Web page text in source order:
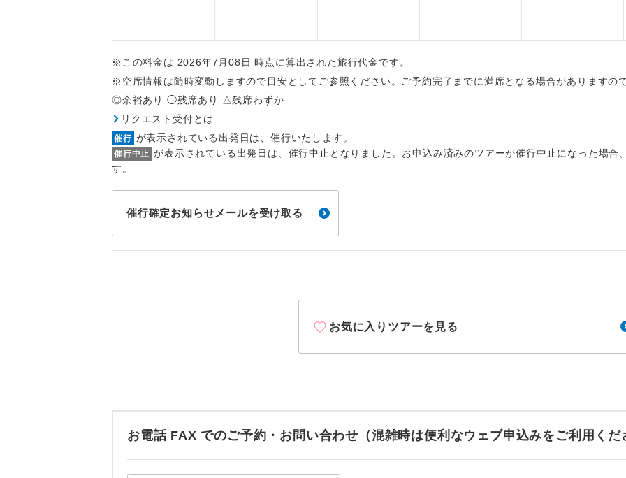
※この料金は 2026年7月08日 時点に算出された旅行代金です。
※空席情報は随時変動しますので目安としてご参照ください。ご予約完了までに満席となる場合がありますの
◎余裕あり ◯残席あり △残席わずか
リクエスト受付とは
催行 が表示されている出発日は、催行いたします。
催行中止 が表示されている出発日は、催行中止となりました。お申込み済みのツアーが催行中止になった場合
す。
催行確定お知らせメールを受け取る
お気に入りツアーを見る
お電話 FAX でのご予約・お問い合わせ（混雑時は便利なウェブ申込みをご利用くだ
大浴場 ご宿泊ホテルに大浴場が付いています。
お部屋食
1名様1室同代金 1名様1室利用でも追加料金がかからないコース
ご夫婦限定 ご夫婦限定でご参加いただけるコースです。
女性限定 女性限定でご参加いただけるコースです。
航空会社指定